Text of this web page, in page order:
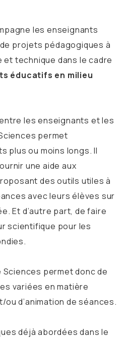
les enseignants
projets pédagogiques à
technique dans le cadre
éducatifs en milieu
les enseignants et les
permet
plus ou moins longs. Il
une aide aux
des outils utiles à
avec leurs élèves sur
Et d’autre part, de faire
scientifique pour les
Sciences permet donc de
variées en matière
ou d’animation de séances.
déjà abordées dans le